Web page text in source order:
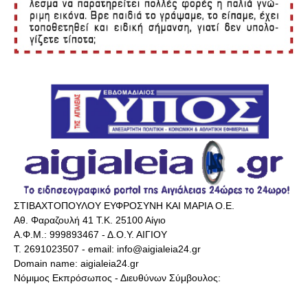
ΣΤΙΒΑΧΤΟΠΟΥΛΟΥ ΕΥΦΡΟΣΥΝΗ ΚΑΙ ΜΑΡΙΑ Ο.Ε.
Αθ. Φαραζουλή 41 Τ.Κ. 25100 Αίγιο
Α.Φ.Μ.: 999893467 - Δ.Ο.Υ. ΑΙΓΙΟΥ
Τ. 2691023507 - email: info@aigialeia24.gr
Domain name: aigialeia24.gr
Νόμιμος Εκπρόσωπος - Διευθύνων Σύμβουλος: